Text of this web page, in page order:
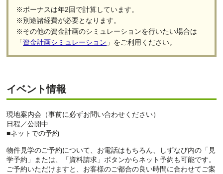
※ボーナスは年2回で計算しています。
※別途諸経費が必要となります。
※その他の資金計画のシミュレーションを行いたい場合は
「資金計画シミュレーション 」をご利用ください。
イベント情報
現地案内会（事前に必ずお問い合わせください）
日程／公開中
■ネットでの予約
物件見学のご予約について、お電話はもちろん、しずなび内の「見
学予約」または、「資料請求」ボタンからネット予約も可能です。
ご予約いただけますと、お客様のご都合の良い時間に合わせてご案